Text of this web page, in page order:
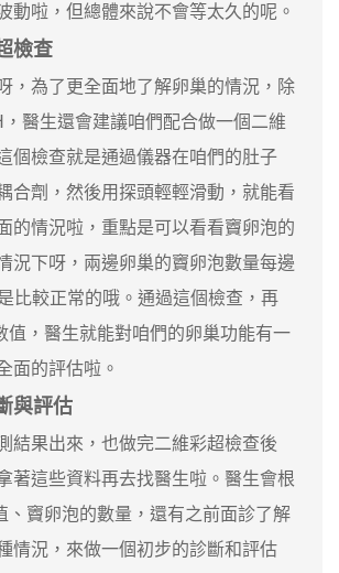
動啦，但總體來說不會等太久的呢。
查
為了更全面地了解卵巢的情況，除
醫生還會建議咱們配合做一個二維
個檢查就是通過儀器在咱們的肚子
合劑，然後用探頭輕輕滑動，就能看
的情況啦，重點是可以看看竇卵泡的
況下呀，兩邊卵巢的竇卵泡數量每邊
比較正常的哦。通過這個檢查，再
值，醫生就能對咱們的卵巢功能有一
面的評估啦。
評估
果出來，也做完二維彩超檢查後
著這些資料再去找醫生啦。醫生會根
、竇卵泡的數量，還有之前面診了解
情況，來做一個初步的診斷和評估